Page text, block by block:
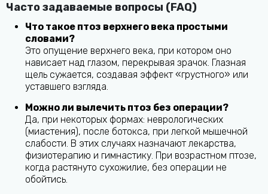
Часто задаваемые вопросы (FAQ)
Что такое птоз верхнего века простыми
словами?
Это опущение верхнего века, при котором оно
нависает над глазом, перекрывая зрачок. Глазная
щель сужается, создавая эффект «грустного» или
уставшего взгляда.
Можно ли вылечить птоз без операции?
Да, при некоторых формах: неврологических
(миастения), после ботокса, при легкой мышечной
слабости. В этих случаях назначают лекарства,
физиотерапию и гимнастику. При возрастном птозе,
когда растянуто сухожилие, без операции не
обойтись.